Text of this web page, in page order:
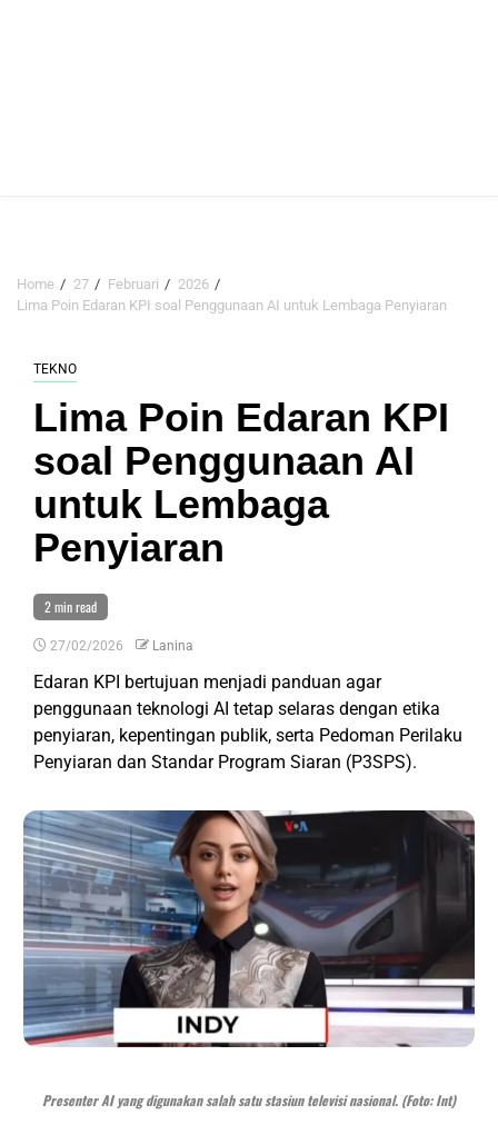
Home 27 Februari
2026
Lima Poin Edaran KPI soal Penggunaan AI untuk Lembaga Penyiaran
TEKNO
Lima Poin Edaran KPI
soal Penggunaan AI
untuk Lembaga
Penyiaran
2 min read
27/02/2026 Lanina
Edaran KPI bertujuan menjadi panduan agar
penggunaan teknologi AI tetap selaras dengan etika
penyiaran, kepentingan publik, serta Pedoman Perilaku
Penyiaran dan Standar Program Siaran (P3SPS).
Presenter AI yang digunakan salah satu stasiun televisi nasional. (Foto: Int)